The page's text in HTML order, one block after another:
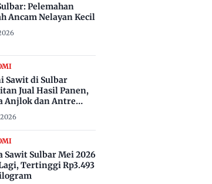
Pelemahan
Ancam Nelayan Kecil
Sawit di Sulbar
Jual Hasil Panen,
Anjlok dan Antre
hari
Sawit Sulbar Mei 2026
Tertinggi Rp3.493